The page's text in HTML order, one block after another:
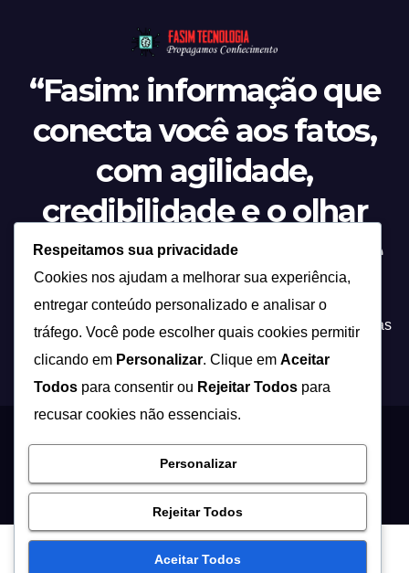
“Fasim: informação que
conecta você aos fatos,
com agilidade,
credibilidade e o olhar
atento sobre tudo o que
acontece.”
Tecnologia não é apenas inovação, é a ponte entre ideias
e soluções que transformam a forma como vivemos!
InícioContatoQuem SomosPolítica de Privacidade – Fasim
Respeitamos sua privacidade
Cookies nos ajudam a melhorar sua experiência,
entregar conteúdo personalizado e analisar o
tráfego. Você pode escolher quais cookies permitir
clicando em Personalizar. Clique em Aceitar
Todos para consentir ou Rejeitar Todos para
recusar cookies não essenciais.
Personalizar
Rejeitar Todos
Aceitar Todos